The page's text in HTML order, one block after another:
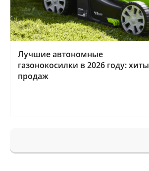
Лучшие автономные
газонокосилки в 2026 году: хиты
продаж